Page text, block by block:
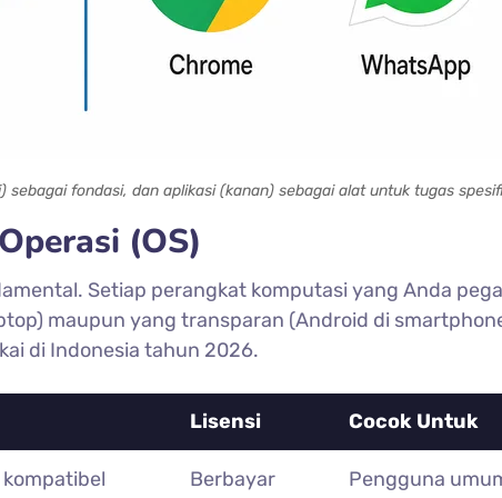
fondasi, dan aplikasi (kanan) sebagai alat untuk tugas
(OS)
Setiap perangkat komputasi yang Anda
maupun yang transparan (Android di
di Indonesia tahun 2026.
Lisensi Cocok Untuk
Berbayar
Pengguna